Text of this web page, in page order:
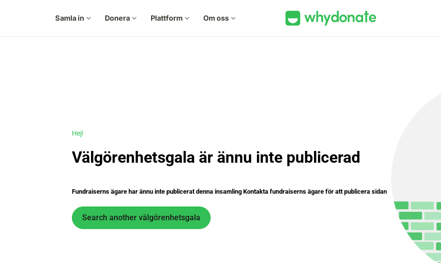
Samla in expand_more Donera expand_more Plattform expand_more Om oss expand_more
Hej!
Välgörenhetsgala är ännu inte publicerad
Fundraiserns ägare har ännu inte publicerat denna insamling Kontakta fundraiserns ägare för att publicera sidan
Search another välgörenhetsgala